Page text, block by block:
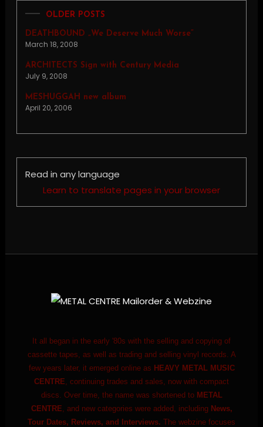
OLDER POSTS
DEATHBOUND „We Deserve Much Worse”
March 18, 2008
ARCHITECTS Sign with Century Media
July 9, 2008
MESHUGGAH new album
April 20, 2006
Read in any language
Learn to translate pages in your browser
It all began in the early '80s with the selling and copying of
cassette tapes, as well as trading and selling vinyl records. A
few years later, it emerged online as HEAVY METAL MUSIC
CENTRE , continuing trades and sales, now with compact
discs. Over time, the name was shortened to METAL
CENTRE , and new categories were added, including News,
Tour Dates, Reviews, and Interviews. The webzine focuses